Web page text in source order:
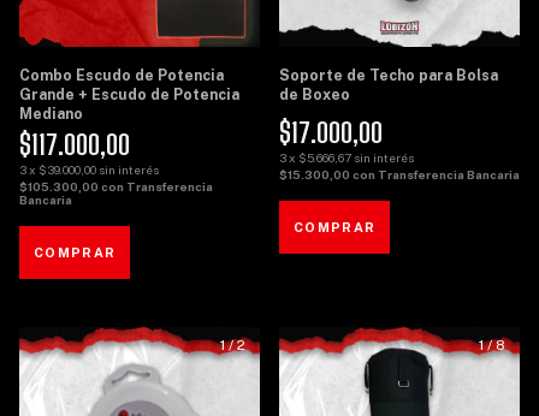
Combo Escudo de Potencia
Grande + Escudo de Potencia
Mediano
$117.000,00
3x $39.000,00 sin interés
$105.300,00 con Transferencia
Bancaria
Soporte de Techo para Bolsa
de Boxeo
$17.000,00
3x $5.666,67 sin interés
$15.300,00 con Transferencia Bancaria
1/2 1/8